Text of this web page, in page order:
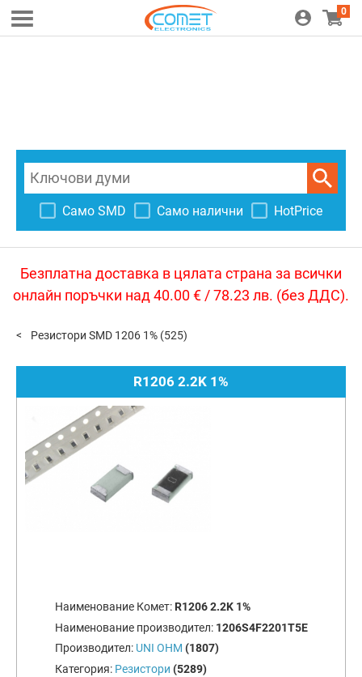
0
Само SMD Само налични HotPrice
Безплатна доставка в цялата страна за всички
онлайн поръчки над 40.00 € / 78.23 лв. (без ДДС).
Резистори SMD 1206 1% (525)
R1206 2.2K 1%
Наименование Комет: R1206 2.2K 1%
Наименование производител: 1206S4F2201T5E
Производител: UNI OHM (1807)
Категория: Резистори (5289)